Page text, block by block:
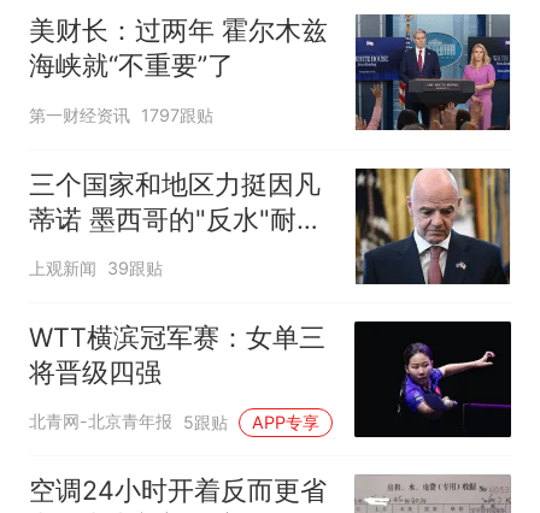
美财长：过两年 霍尔木兹
海峡就“不重要”了
第一财经资讯 1797跟贴
三个国家和地区力挺因凡
蒂诺 墨西哥的"反水"耐人
寻味
上观新闻 39跟贴
WTT横滨冠军赛：女单三
将晋级四强
北青网-北京青年报 5跟贴 APP专享
空调24小时开着反而更省